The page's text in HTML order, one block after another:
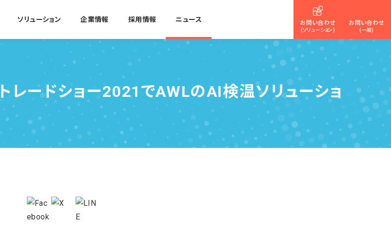
ソリューション 企業情報 採用情報 ニュース お問い合わせ
(ソリューション)
お問い合わせ
(一般)
レードショー2021でAWLのAI検温ソリューショ